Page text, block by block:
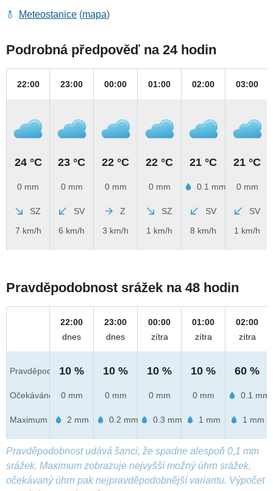
Meteostanice (mapa)
Podrobná předpověď na 24 hodin
22:00
24 °C
0 mm
SZ
7 km/h
23:00
23 °C
0 mm
SV
6 km/h
00:00
22 °C
0 mm
Z
3 km/h
01:00
22 °C
0 mm
SZ
1 km/h
02:00
21 °C
0.1 mm
SV
8 km/h
03:00
21 °C
0 mm
SV
1 km/h
Pravděpodobnost srážek na 48 hodin
Pravděpod.
Očekáváno
Maximum
22:00
dnes
10 %
0 mm
2 mm
23:00
dnes
10 %
0 mm
0.2 mm
00:00
zítra
10 %
0 mm
0.3 mm
01:00
zítra
10 %
0 mm
1 mm
02:00
zítra
60 %
0.1 mm
1 mm
Pravděpodobnost udává šanci, že spadne alespoň 0,1 mm
srážek. Maximum zobrazuje nejvyšší možný úhrn srážek,
očekávaný úhrn pak nejpravděpodobnější variantu. Výpočet